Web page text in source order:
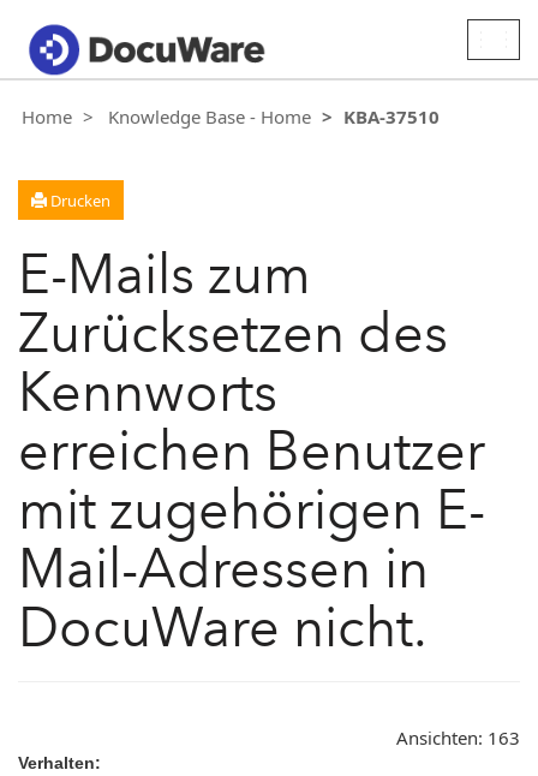
Home Knowledge Base - Home KBA-37510
Drucken
E-Mails zum
Zurücksetzen des
Kennworts
erreichen Benutzer
mit zugehörigen E-
Mail-Adressen in
DocuWare nicht.
Ansichten: 163
Verhalten: